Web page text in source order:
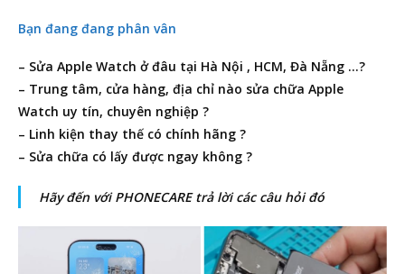
Bạn đang đang phân vân
– Sửa Apple Watch ở đâu tại Hà Nội , HCM, Đà Nẵng …?
– Trung tâm, cửa hàng, địa chỉ nào sửa chữa Apple
Watch uy tín, chuyên nghiệp ?
– Linh kiện thay thế có chính hãng ?
– Sửa chữa có lấy được ngay không ?
Hãy đến với PHONECARE trả lời các câu hỏi đó